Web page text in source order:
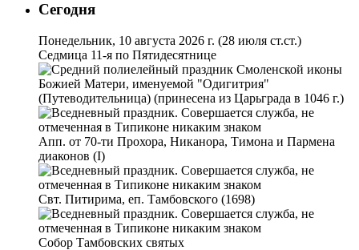
Сегодня
Понедельник, 10 августа 2026 г. (28 июля ст.ст.)
Седмица 11-я по Пятидесятнице
Смоленской иконы
Божией Матери, именуемой "Одигитрия"
(Путеводительница) (принесена из Царьграда в 1046 г.)
Апп. от 70-ти Прохора, Никанора, Тимона и Пармена
диаконов (I)
Свт. Питирима, еп. Тамбовского (1698)
Собор Тамбовских святых